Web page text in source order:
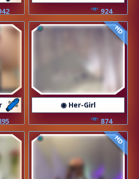
924
HD
◉ Her-Girl
874
HD